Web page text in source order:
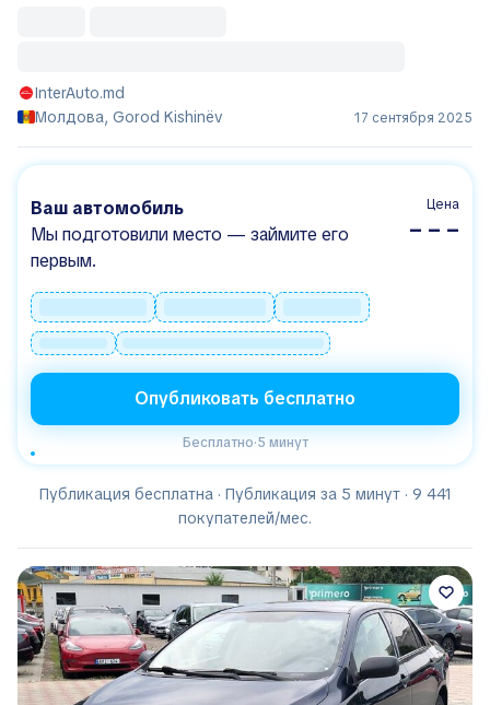
InterAuto.md
Молдова, Gorod Kishinëv
17 сентября 2025
Ваш автомобиль
Мы подготовили место — займите его
первым.
Цена
– – –
Опубликовать бесплатно
Бесплатно·5 минут
Публикация бесплатна · Публикация за 5 минут · 9 441
покупателей/мес.